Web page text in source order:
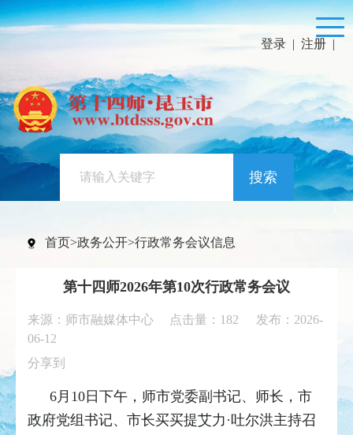
登录 | 注册 |
搜索
首页>政务公开>行政常务会议信息
第十四师2026年第10次行政常务会议
来源：师市融媒体中心 点击量： 182
发布：2026-
06-12
分享到
6月10日下午，师市党委副书记、师长，市
政府党组书记、市长买买提艾力·吐尔洪主持召